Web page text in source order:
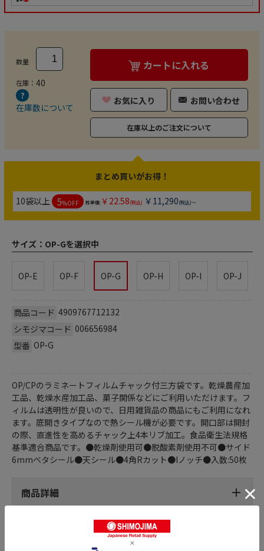
数量
在庫： 40
在庫数について
カートに入れる
お気に入り お問い合わせ
在庫以上のご注文について
まとめ買いがお得！
10袋以上 5%OFF 枚単価:￥22.58(税込) ￥11,290(税込)～
サイズ： OP-Gを選択中
OP-E OP-F OP-G OP-H OP-I OP-J
商品コード 4909767712132
シモジマコード 006656984
型番 OP-G
OP/CPのラミネートフィルムチャック付三方袋です。乾燥農産加
工品、乾燥水産加工品、菓子関係などにご利用いただけます。フ
ィルムは透明性が良いので、日用雑貨品の商品にもご利用になれ
ます。底開きタイプなので熱シール機が必要です。開口部は開封
の際、直進性を高めるチャック上4本リブ加工。食品衛生法規格
基準適合商品です。●乾燥剤使用可●脱酸素剤使用不可●サイド
6mmベタシール●天シール●4角Rカット●Iノッチ●入数:50枚
商品詳細
おすすめ特集はこちら